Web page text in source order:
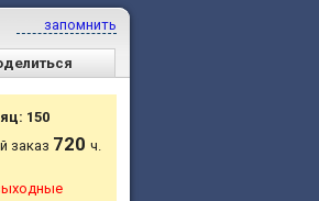
запомнить
150
заказ 720ч.